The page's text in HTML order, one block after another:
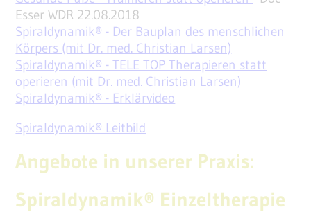
Esser WDR 22.08.2018
Spiraldynamik® - Der Bauplan des menschlichen
Körpers (mit Dr. med. Christian Larsen)
Spiraldynamik® - TELE TOP Therapieren statt
operieren (mit Dr. med. Christian Larsen)
Spiraldynamik® - Erklärvideo
Spiraldynamik® Leitbild
Angebote in unserer Praxis:
Spiraldynamik® Einzeltherapie